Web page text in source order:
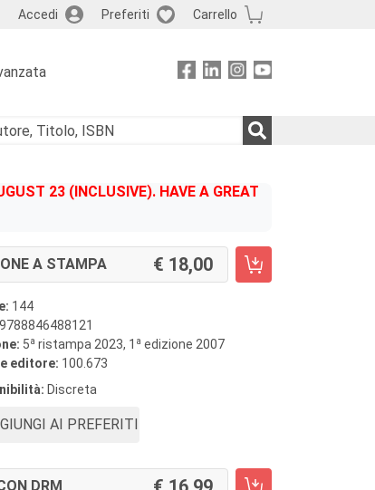
Accedi Preferiti Carrello
23 (INCLUSIVE). HAVE A GREAT
A STAMPA 18,00
144
9788846488121
5a ristampa 2023, 1 a edizione 2007
editore: 100.673
Discreta
AI PREFERITI
DRM